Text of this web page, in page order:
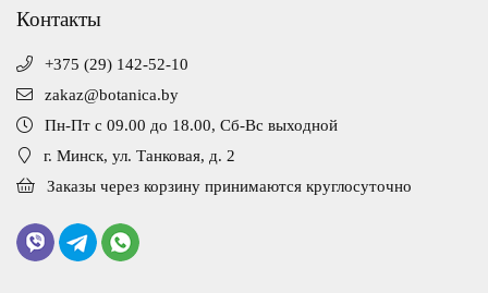
Контакты
+375 (29) 142-52-10
zakaz@botanica.by
Пн-Пт с 09.00 до 18.00, Сб-Вс выходной
г. Минск, ул. Танковая, д. 2
Заказы через корзину принимаются круглосуточно